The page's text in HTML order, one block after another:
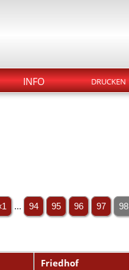
INFO DRUCKEN
... 94 95 96 97 98
Friedhof